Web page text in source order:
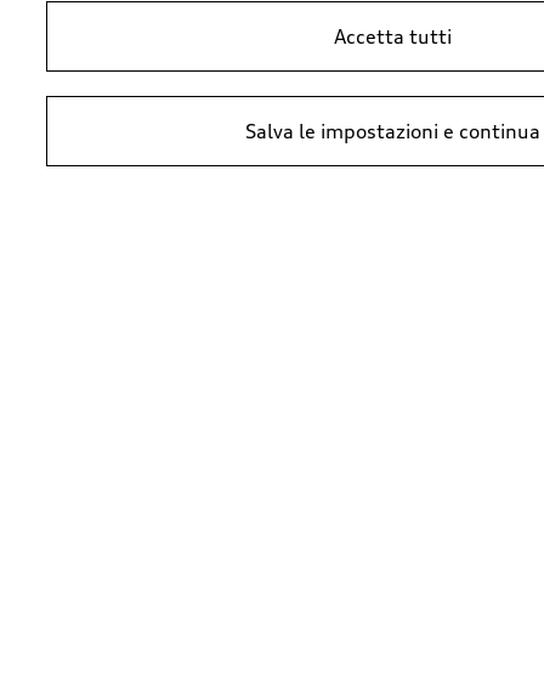
IVA inclusa. I prezzi presso il concessionario Audi potrebbero differire;
Audi necessari.
Accetta tutti
Salva le impostazioni e continua